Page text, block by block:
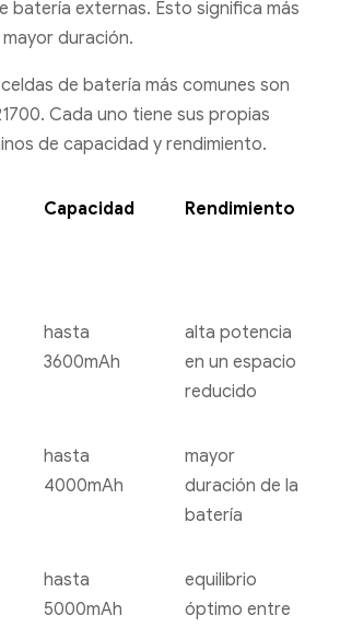
batería externas. Esto significa más
duración.
de batería más comunes son
Cada uno tiene sus propias
de capacidad y rendimiento.
Capacidad Rendimiento
hasta
3600mAh
alta potencia
en un espacio
reducido
hasta
4000mAh
mayor
duración de la
batería
hasta
5000mAh
equilibrio
óptimo entre